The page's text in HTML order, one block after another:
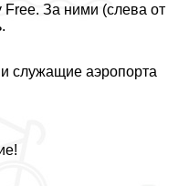
За ними (слева от
служащие аэропорта